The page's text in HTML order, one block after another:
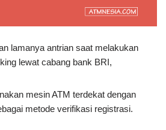
lamanya antrian saat melakukan
lewat cabang bank BRI,
mesin ATM terdekat dengan
metode verifikasi registrasi.